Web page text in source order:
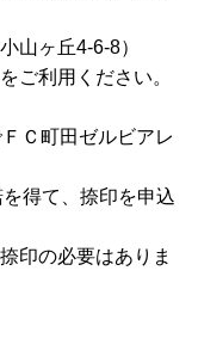
山ヶ丘4-6-8）
ご利用ください。
Ｃ町田ゼルビアレ
得て、捺印を申込
印の必要はありま